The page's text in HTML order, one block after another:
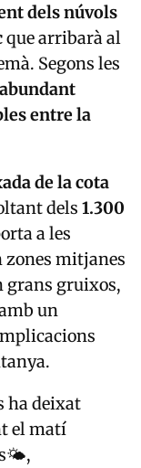
dels núvols
que arribarà al
Segons les
abundant
entre la
de la cota
dels 1.300
a les
zones mitjanes
grans gruixos,
un
ha deixat
el matí